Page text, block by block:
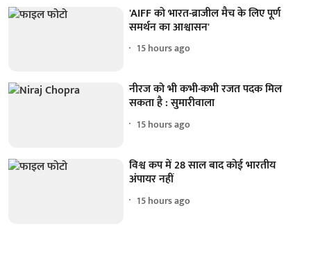
'AIFF को भारत-ब्राजील मैच के लिए पूर्ण
समर्थन का आश्वासन'
15 hours ago
नीरज को भी कभी-कभी रजत पदक मिल
सकता है : सुमारीवाला
15 hours ago
विश्व कप में 28 साल बाद कोई भारतीय
अंपायर नहीं
15 hours ago